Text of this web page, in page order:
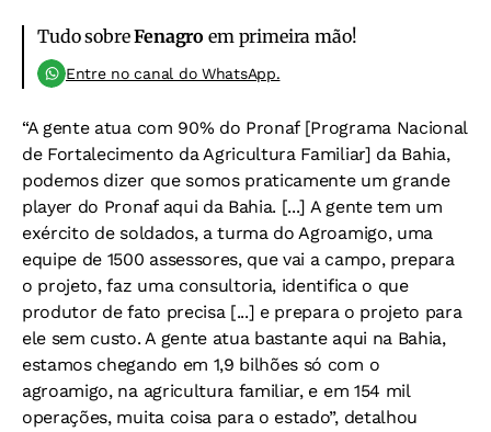
Tudo sobreFenagro em primeira mão!
Entre no canal do WhatsApp.
“A gente atua com 90% do Pronaf [Programa Nacional
de Fortalecimento da Agricultura Familiar] da Bahia,
podemos dizer que somos praticamente um grande
player do Pronaf aqui da Bahia. [...] A gente tem um
exército de soldados, a turma do Agroamigo, uma
equipe de 1500 assessores, que vai a campo, prepara
o projeto, faz uma consultoria, identifica o que
produtor de fato precisa [...] e prepara o projeto para
ele sem custo. A gente atua bastante aqui na Bahia,
estamos chegando em 1,9 bilhões só com o
agroamigo, na agricultura familiar, e em 154 mil
operações, muita coisa para o estado”, detalhou